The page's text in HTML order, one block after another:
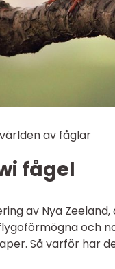
av fåglar
fågel
av Nya
och
Så varför har